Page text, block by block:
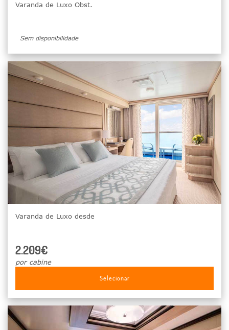
Varanda de Luxo Obst.
Sem disponibilidade
Varanda de Luxo desde
2.209€
por cabine
Selecionar